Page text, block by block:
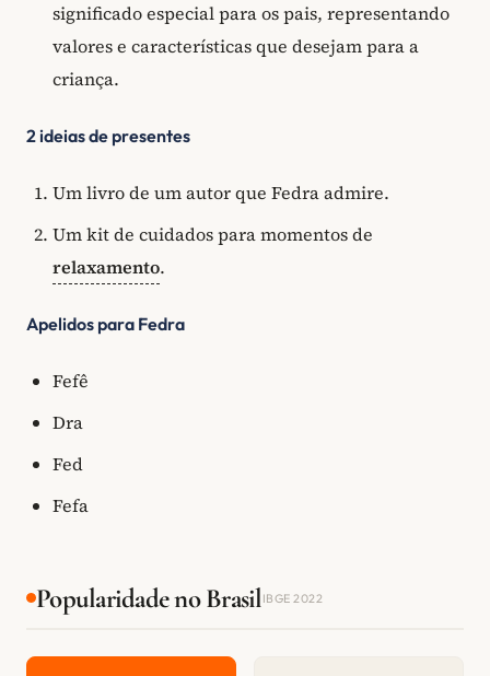
significado especial para os pais, representando
valores e características que desejam para a
criança.
2 ideias de presentes
Um livro de um autor que Fedra admire.
Um kit de cuidados para momentos de
relaxamento.
Apelidos para Fedra
Fefê
Dra
Fed
Fefa
Popularidade no BrasilIBGE 2022